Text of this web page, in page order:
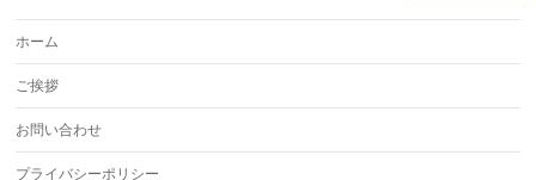
ホーム
ご挨拶
お問い合わせ
プライバシーポリシー